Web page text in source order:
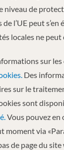
du Ponant est
maritime
de la célèbre
des cinq
l’art de la
32
cabines, yacht
laissez-vous
Et enfin,
écrins: Le Boréal
offrants une
niveau de
l’UE peut s’en
locales ne peut
sur
Des
sur le
sont
Vous pouvez
moment via
de page du